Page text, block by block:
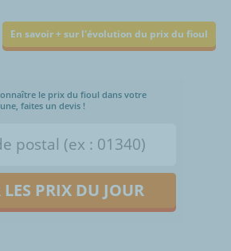
En savoir + sur l'évolution du prix du fioul
le prix du fioul dans votre
faites un devis !
PRIX DU JOUR